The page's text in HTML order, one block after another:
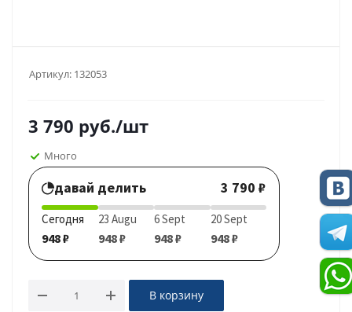
Артикул: 132053
3 790 руб./шт
Много
давай делить 3 790 ₽
Сегодня
948 ₽
23 Augu
948 ₽
6 Sept
948 ₽
20 Sept
948 ₽
В корзину